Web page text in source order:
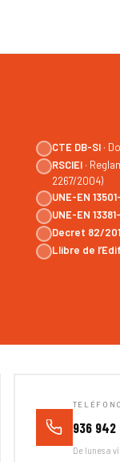
CTE DB-SI ·
RSCIEI ·
2267/2004)
UNE-EN
UNE-EN
Decret 82/
Llibre de
936
De lunes a